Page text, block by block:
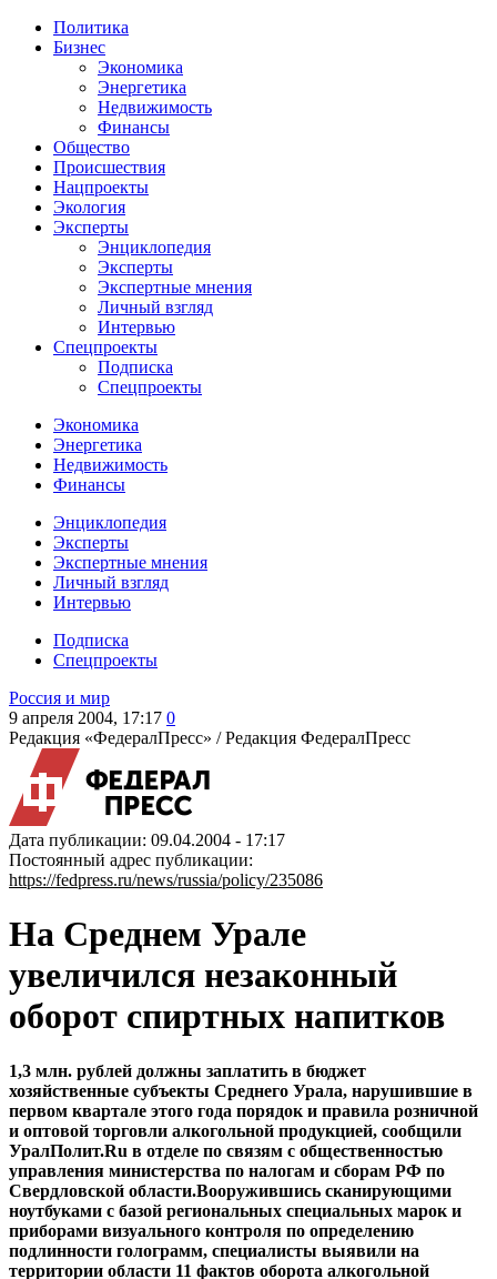
Политика
Бизнес
Экономика
Энергетика
Недвижимость
Финансы
Общество
Происшествия
Нацпроекты
Экология
Эксперты
Энциклопедия
Эксперты
Экспертные мнения
Личный взгляд
Интервью
Спецпроекты
Подписка
Спецпроекты
Экономика
Энергетика
Недвижимость
Финансы
Энциклопедия
Эксперты
Экспертные мнения
Личный взгляд
Интервью
Подписка
Спецпроекты
Россия и мир
9 апреля 2004, 17:17 0
Редакция «ФедералПресс» /Редакция ФедералПресс
Дата публикации: 09.04.2004 - 17:17
Постоянный адрес публикации:
https://fedpress.ru/news/russia/policy/235086
На Среднем Урале
увеличился незаконный
оборот спиртных напитков
1,3 млн. рублей должны заплатить в бюджет
хозяйственные субъекты Среднего Урала, нарушившие в
первом квартале этого года порядок и правила розничной
и оптовой торговли алкогольной продукцией, сообщили
УралПолит.Ru в отделе по связям с общественностью
управления министерства по налогам и сборам РФ по
Свердловской области.Вооружившись сканирующими
ноутбуками с базой региональных специальных марок и
приборами визуального контроля по определению
подлинности голограмм, специалисты выявили на
территории области 11 фактов оборота алкогольной